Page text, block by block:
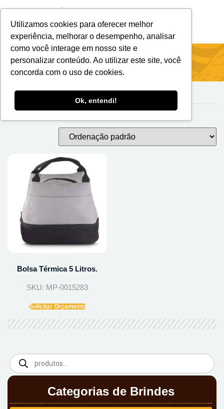
Utilizamos cookies para oferecer melhor
experiência, melhorar o desempenho, analisar
como você interage em nosso site e
personalizar conteúdo. Ao utilizar este site, você
concorda com o uso de cookies.
Ok, entendi!
Início/Bolsas Térmicas / RPET
Categorias de Brindes
Bolsa Térmica 5 Litros.
SKU: MP-0015283
Solicitar Orçamento